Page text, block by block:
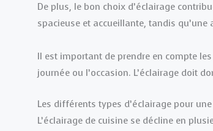
De plus, le bon choix d’éclairage
spacieuse et accueillante, tandis
Il est important de prendre en compte
journée ou l’occasion. L’éclairage doit
Les différents types d’éclairage pour
L’éclairage de cuisine se décline en